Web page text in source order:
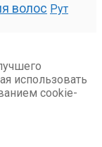
волос Рут
использовать
cookie-